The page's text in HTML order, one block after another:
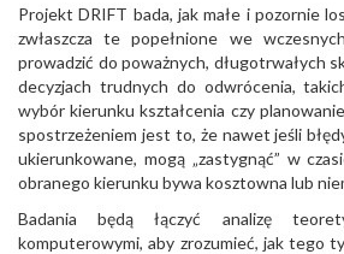
Projekt DRIFT bada, jak małe i pozornie
zwłaszcza te popełnione we
prowadzić do poważnych, długotrwałych
decyzjach trudnych do odwrócenia,
wybór kierunku kształcenia czy
spostrzeżeniem jest to, że nawet jeśli
ukierunkowane, mogą „zastygnąć” w
obranego kierunku bywa kosztowna lub
Badania będą łączyć analizę
komputerowymi, aby zrozumieć, jak tego